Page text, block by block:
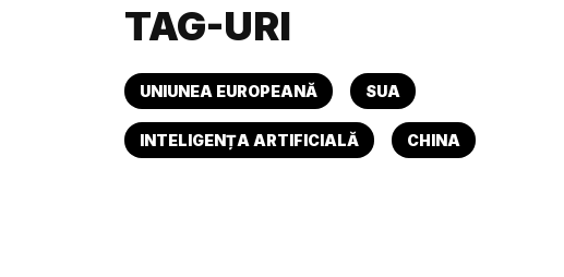
TAG-URI
UNIUNEA EUROPEANĂ SUA
INTELIGENȚA ARTIFICIALĂ CHINA